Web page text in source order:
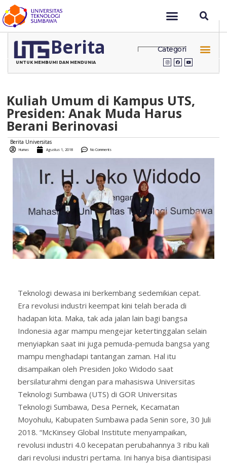
Berita Categori
UNTUK MEMBUMI DAN MENDUNIA
Kuliah Umum di Kampus UTS,
Presiden: Anak Muda Harus
Berani Berinovasi
Berita Universitas
Humas Agustus 1, 2018 No Comments
Teknologi dewasa ini berkembang sedemikian cepat.
Era revolusi industri keempat kini telah berada di
hadapan kita. Maka, tak ada jalan lain bagi bangsa
Indonesia agar mampu mengejar ketertinggalan selain
menyiapkan saat ini juga pemuda-pemuda bangsa yang
mampu menghadapi tantangan zaman. Hal itu
disampaikan oleh Presiden Joko Widodo saat
bersilaturahmi dengan para mahasiswa Universitas
Teknologi Sumbawa (UTS) di GOR Universitas
Teknologi Sumbawa, Desa Pernek, Kecamatan
Moyohulu, Kabupaten Sumbawa pada Senin sore, 30 Juli
2018. “McKinsey Global Institute menyampaikan,
revolusi industri 4.0 kecepatan perubahannya 3 ribu kali
dari revolusi industri pertama. Ini hanya bisa diantisipasi